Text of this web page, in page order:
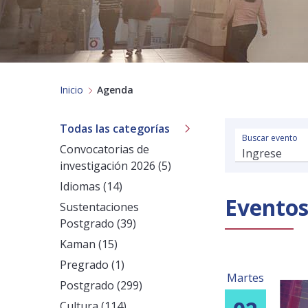
Inicio Agenda
Todas las categorías
Convocatorias de
investigación 2026 (5)
Idiomas (14)
Sustentaciones
Postgrado (39)
Kaman (15)
Pregrado (1)
Postgrado (299)
Buscar evento
Eventos
Martes